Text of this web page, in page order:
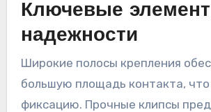
Ключевые
надежности
Широкие полосы крепления
большую площадь контакта,
фиксацию. Прочные клипсы